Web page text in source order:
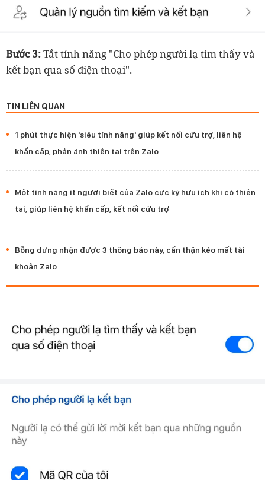
Bước 3:Tắt tính năng "Cho phép người lạ tìm thấy và
kết bạn qua số điện thoại".
TIN LIÊN QUAN
1 phút thực hiện 'siêu tính năng' giúp kết nối cứu trợ, liên hệ
khẩn cấp, phản ánh thiên tai trên Zalo
Một tính năng ít người biết của Zalo cực kỳ hữu ích khi có thiên
tai, giúp liên hệ khẩn cấp, kết nối cứu trợ
Bỗng dưng nhận được 3 thông báo này, cẩn thận kẻo mất tài
khoản Zalo